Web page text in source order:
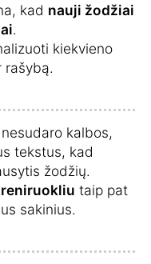
kad nauji žodžiai
.
kiekvieno
rašybą.
kalbos,
tekstus, kad
žodžių.
taip pat
sakinius.